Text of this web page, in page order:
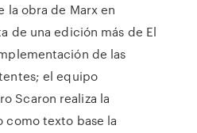
la obra de Marx en
de una edición más de El
de las
el equipo
Scaron realiza la
texto base la